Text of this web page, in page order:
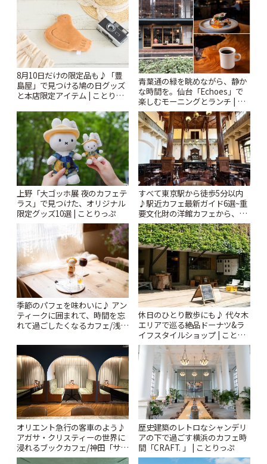
8月10日だけの限定品も♪「豊
島屋」で見つける鳩の日グッズ
と本店限定アイテム | ことりっ
青葉通の緑を眺めながら、静か
な時間を。仙台「Echoes」で
楽しむモーニングとランチ | こ
とりっぷ
上野「大ゴッホ展 夜のカフェテ
ラス」で見つけた、オリジナル
限定グッズ10選 | ことりっぷ
すべて東京駅から徒歩5分以内
♪駅近カフェ最新ガイド6選~重
要文化財の洋館カフェから、改
札すぐのレトロ喫茶まで~ | こと
りっぷ
季節のパフェを味わいに♪ アン
ティークに囲まれて、時間を忘
れて過ごしたくなるカフェ/浅草
休日のひとり散歩にも♪ 代々木
エリアで巡る絶品ドーナツ&ラ
イフスタイルショップ | ことり
っぷ
オリエント急行の客車のよう♪
アガサ・クリスティーの世界に
浸れるブックカフェ/神田「サロ
ンクリスティ」 | ことりっぷ
歴史建築のレトロなシャンデリ
アの下で過ごす横浜のカフェ時
間「CRAFT. 」 | ことりっぷ